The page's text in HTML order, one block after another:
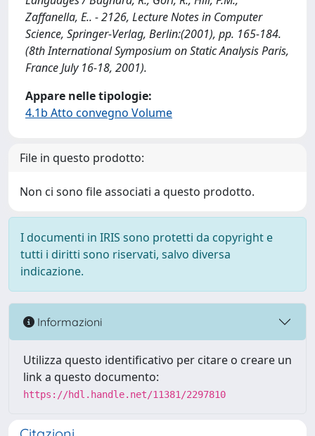
Zaffanella, E.. - 2126, Lecture Notes in Computer
Science, Springer-Verlag, Berlin:(2001), pp. 165-184.
(8th International Symposium on Static Analysis Paris,
France July 16-18, 2001).
Appare nelle tipologie:
4.1b Atto convegno Volume
File in questo prodotto:
Non ci sono file associati a questo prodotto.
I documenti in IRIS sono protetti da copyright e
tutti i diritti sono riservati, salvo diversa
indicazione.
Informazioni
Utilizza questo identificativo per citare o creare un
link a questo documento:
https://hdl.handle.net/11381/2297810